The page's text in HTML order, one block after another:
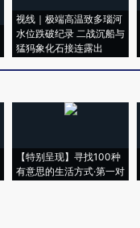
视线｜极端高温致多瑙河
水位跌破纪录 二战沉船与
猛犸象化石接连露出
【特别呈现】寻找100种
有意思的生活方式·第一对